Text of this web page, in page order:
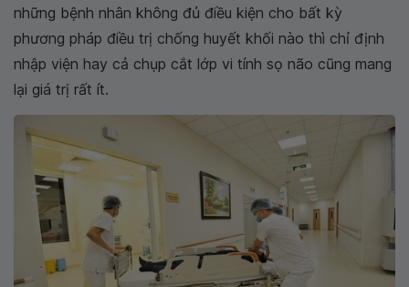
những bệnh nhân không đủ điều kiện cho bất kỳ
phương pháp điều trị chống huyết khối nào thì chỉ định
nhập viện hay cả chụp cắt lớp vi tính sọ não cũng mang
lại giá trị rất ít.